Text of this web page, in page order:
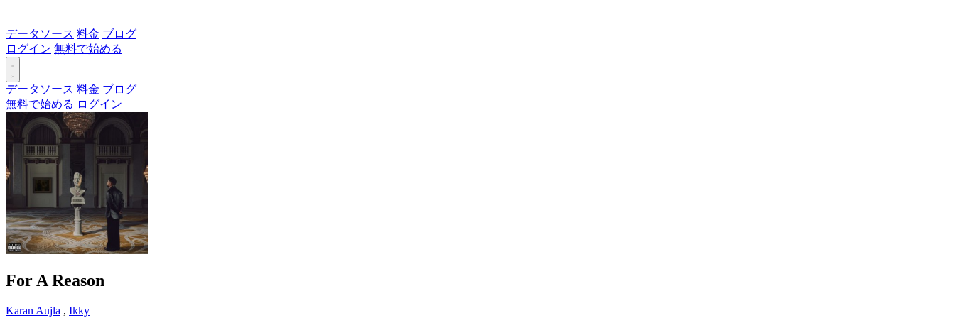
データソース 料金 ブログ
ログイン 無料で始める
データソース 料金 ブログ
無料で始める ログイン
For A Reason
Karan Aujla , Ikky